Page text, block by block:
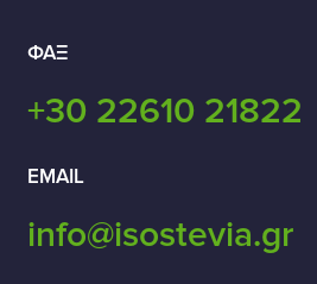
ΦΑΞ
+30 22610 21822
EMAIL
info@isostevia.gr